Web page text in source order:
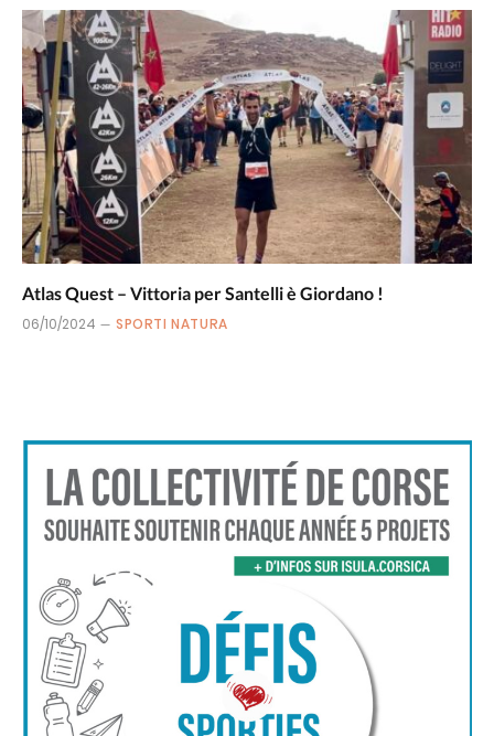
Atlas Quest – Vittoria per Santelli è Giordano !
06/10/2024 SPORTI NATURA